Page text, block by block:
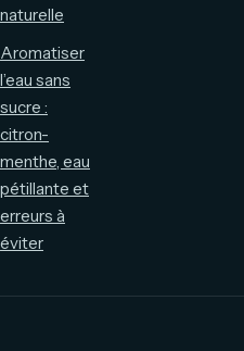
naturelle
Aromatiser
l’eau sans
sucre :
citron-
menthe, eau
pétillante et
erreurs à
éviter